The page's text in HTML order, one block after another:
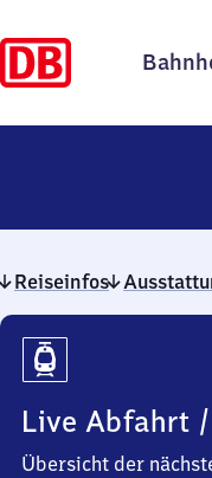
Reiseinfos
Reiseinfos
Live Abfahrt
Übersicht der